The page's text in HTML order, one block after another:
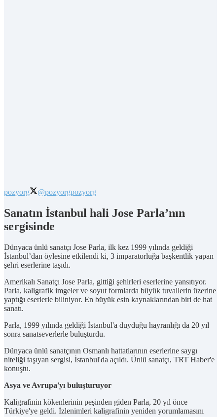
pozyorg @pozyorgpozyorg
Sanatın İstanbul hali Jose Parla’nın
sergisinde
Dünyaca ünlü sanatçı Jose Parla, ilk kez 1999 yılında geldiği
İstanbul’dan öylesine etkilendi ki, 3 imparatorluğa başkentlik yapan
şehri eserlerine taşıdı.
Amerikalı Sanatçı Jose Parla, gittiği şehirleri eserlerine yansıtıyor.
Parla, kaligrafik imgeler ve soyut formlarda büyük tuvallerin üzerine
yaptığı eserlerle biliniyor. En büyük esin kaynaklarından biri de hat
sanatı.
Parla, 1999 yılında geldiği İstanbul'a duyduğu hayranlığı da 20 yıl
sonra sanatseverlerle buluşturdu.
Dünyaca ünlü sanatçının Osmanlı hattatlarının eserlerine saygı
niteliği taşıyan sergisi, İstanbul'da açıldı. Ünlü sanatçı, TRT Haber'e
konuştu.
Asya ve Avrupa'yı buluşturuyor
Kaligrafinin kökenlerinin peşinden giden Parla, 20 yıl önce
Türkiye'ye geldi. İzlenimleri kaligrafinin yeniden yorumlamasını